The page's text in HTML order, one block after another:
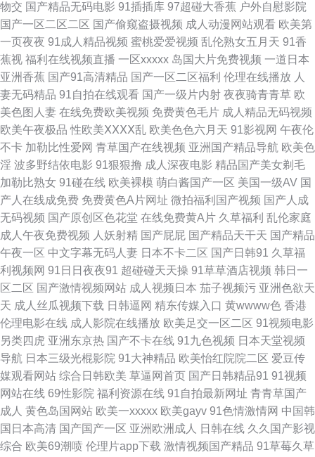
熟女合集久久 精品一区二区三四五区 微拍国产微拍小视频 91夫妻交友视频
超碰激情97五月天 久草福利资源网 婷婷五月综合欧美性爱 91九色蝌蚪国产
成人精品国产精品 欧美群交网 影音先锋热色 东方四虎私人影院 日韩成人久
久网站 91豆花国产尤物 国产网站观看在线91 亚洲av成人电影不卡 91小视频
性生活 后入jk 丝瓜草莓视频污 俺来也伦理黄91 啊v网址 另类欧美日韩 在线
观看黑丝AV 操女人的逼8p 欧美久久频道 午夜小视频男人天堂 91熟女丝袜在
线 高清av无码福利 日日干屄网 91黑丝视频最新网址 九1网页免费版 亚洲色
图免费在线观看 玖玖艹超碰 av免费网址福利 麻豆绿帽 午夜小视频在线 91竹
菊国产熟女 狠狠撸狠狠操 色爸爸福利导航 91导航国产 白丝骚货艹白浆在线
欧美大黄频在线观看 一级片欧美 97韩影视伦理 九九丝袜亚日上心九九 91成
人在线操 国产成人午夜在线 色婷婷观看入口 肏屄精品一区二区 美女被草网
站 91超碰成人 成人国产一区 九九精品看 亚洲免费蜜桃 91熟女做爱视频在线
91福利姬com 91白丝白虎萝莉 国产精品久久国产丰满 日韩视频123区 51社
物交 国产精品无码电影 91插插库 97超碰大香蕉 户外自慰影院
国产一区二区二区 国产偷窥盗摄视频 成人动漫网站观看 欧美第
一页夜夜 91成人精品视频 蜜桃爱爱视频 乱伦熟女五月天 91香
蕉视 福利在线视频直播 一区xxxxx 岛国大片免费视频 一道日本
亚洲香蕉 国产91高清精品 国产一区二区福利 伦理在线播放 人
妻无码精品 91自拍在线观看 国产一级片内射 夜夜骑青青草 欧
美色图人妻 在线免费欧美视频 免费黄色毛片 成人精品无码视频
欧美午夜极品 性欧美ⅩⅩⅩⅩ乱 欧美色色六月天 91影视网 午夜伦
不卡 加勒比性爱网 青草国产在线视频 亚洲国产精品导航 欧美色
淫 波多野结依电影 91狠狠撸 成人深夜电影 精品国产美女剃毛
加勒比熟女 91碰在线 欧美裸模 萌白酱国产一区 美国一级AV 国
产人在线成免费 免费黄色A片网址 微拍福利国产视频 国产人成
无码视频 国产原创区色花堂 在线免费黄A片 久草福利 乱伦家庭
成人午夜免费视频 人妖射精 国产屁屁 国产精品天干天 国产精品
午夜一区 中文字幕无码人妻 日本不卡二区 国产日韩91 久草福
利视频网 91日日夜夜91 超碰碰天天操 91草草酒店视频 韩日一
区二区 国产激情视频网站 成人视频日本 茄子视频污 亚洲色欲天
天 成人丝瓜视频下载 日韩逼网 精东传媒入口 黄wwww色 香港
伦理电影在线 成人影院在线播放 欧美足交一区二区 91视频电影
另类四虎 亚洲东京热 国产不卡在线 91九色视频 日本天堂视频
导航 日本三级光棍影院 91大神精品 欧美怡红院院二区 爱豆传
媒观看网站 综合日韩欧美 草逼网首页 国产日韩精品91 91视频
网站在线 69性影院 福利资源在线 91自拍最新网址 青青草国产
成人 黄色岛国网站 欧美一xxxxx 欧美gayv 91色情激情网 中国韩
国日本高清 国产国产一区 亚洲欧洲成人 日韩在线 久久国产影视
综合 欧美69潮喷 伦理片app下载 激情视频国产精品 91草莓久草